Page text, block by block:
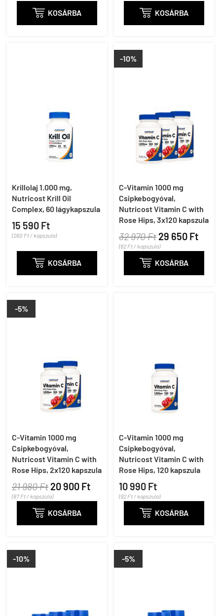
 KOSÁRBA  KOSÁRBA
Krillolaj 1.000 mg,
Nutricost Krill Oil
Complex, 60 lágykapszula
15 590 Ft
(260 Ft / kapszula)
 KOSÁRBA
-10%
C-Vitamin 1000 mg
Csipkebogyóval,
Nutricost Vitamin C with
Rose Hips, 3x120 kapszula
32 970 Ft 29 650 Ft
(82 Ft / kapszula)
 KOSÁRBA
-5%
C-Vitamin 1000 mg
Csipkebogyóval,
Nutricost Vitamin C with
Rose Hips, 2x120 kapszula
21 980 Ft 20 900 Ft
(87 Ft / kapszula)
 KOSÁRBA
C-Vitamin 1000 mg
Csipkebogyóval,
Nutricost Vitamin C with
Rose Hips, 120 kapszula
10 990 Ft
(92 Ft / kapszula)
 KOSÁRBA
-10% -5%